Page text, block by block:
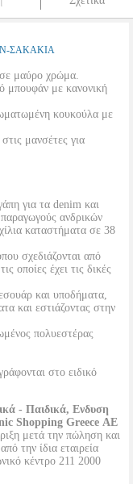
ΣΑΚΑΚΙΑ
σε μαύρο χρώμα.
μπουφάν με κανονική
κουκούλα με
μανσέτες για
για τα denim και
ανδρικών
καταστήματα σε 38
σχεδιάζονται από
οποίες έχει τις δικές
και υποδήματα,
και εστιάζοντας στην
πολυεστέρας
στο ειδικό
- Παιδικά, Ενδυση
Shopping Greece ΑΕ
μετά την πώληση και
την ίδια εταιρεία
κέντρο 211 2000